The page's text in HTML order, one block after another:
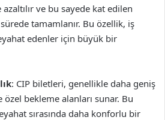
ve bu sayede kat edilen
tamamlanır. Bu özellik, iş
edenler için büyük bir
: CIP biletleri, genellikle daha geniş
özel bekleme alanları sunar. Bu
sırasında daha konforlu bir